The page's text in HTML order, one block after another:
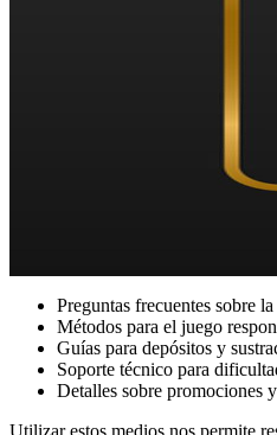
Preguntas frecuentes sobre
Métodos para el juego
Guías para depósitos y
Soporte técnico para
Detalles sobre promociones
Utilizar estos medios nos permite